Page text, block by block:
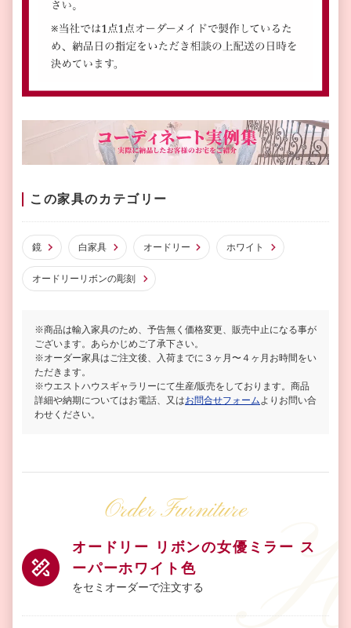
この家具のカテゴリー
鏡 白家具 オードリー ホワイト
オードリーリボンの彫刻
※商品は輸入家具のため、予告無く価格変更、販売中止になる事が
ございます。あらかじめご了承下さい。
※オーダー家具はご注文後、入荷までに３ヶ月〜４ヶ月お時間をい
ただきます。
※ウエストハウスギャラリーにて生産/販売をしております。商品
詳細や納期についてはお電話、又はお問合せフォーム よりお問い合
わせください。
Order Furniture
オードリー リボンの女優ミラー ス
ーパーホワイト色
をセミオーダーで注文する